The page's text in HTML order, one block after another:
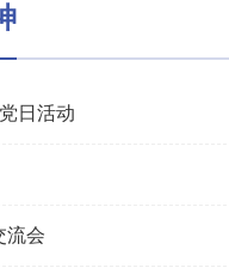
日活动
流会